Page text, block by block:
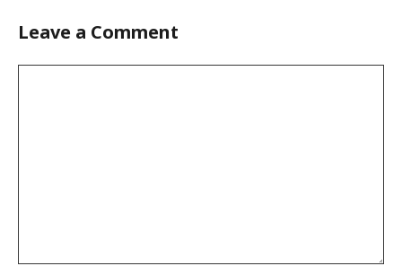
Leave a Comment